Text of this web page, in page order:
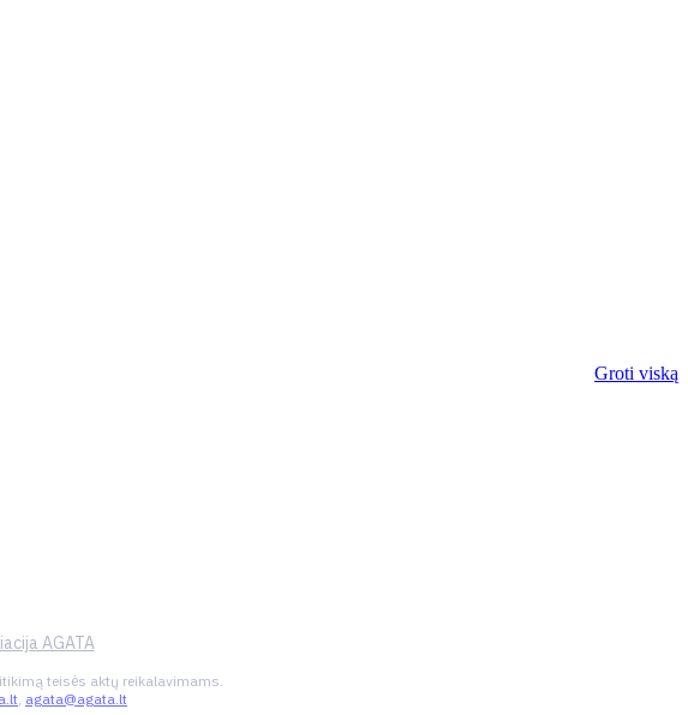
Groti viską
AGATA
teisės aktų reikalavimams.
, agata@agata.lt